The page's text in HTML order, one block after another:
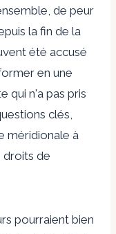
de peur
la fin de la
été accusé
en une
qui n'a pas pris
clés,
méridionale à
droits de
pourraient bien